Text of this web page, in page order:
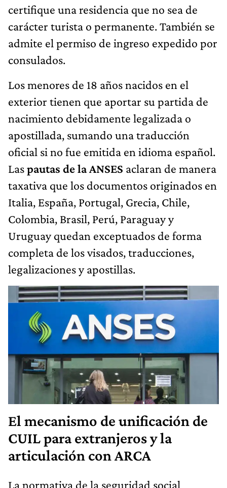
certifique una residencia que no sea de
carácter turista o permanente. También se
admite el permiso de ingreso expedido por
consulados.
Los menores de 18 años nacidos en el
exterior tienen que aportar su partida de
nacimiento debidamente legalizada o
apostillada, sumando una traducción
oficial si no fue emitida en idioma español.
Laspautas de la ANSES aclaran de manera
taxativa que los documentos originados en
Italia, España, Portugal, Grecia, Chile,
Colombia, Brasil, Perú, Paraguay y
Uruguay quedan exceptuados de forma
completa de los visados, traducciones,
legalizaciones y apostillas.
El mecanismo de unificación de
CUIL para extranjeros y la
articulación con ARCA
La normativa de la seguridad social